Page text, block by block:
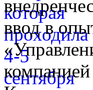
ввод в